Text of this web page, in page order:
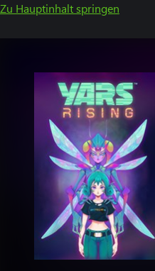
Zu Hauptinhalt springen